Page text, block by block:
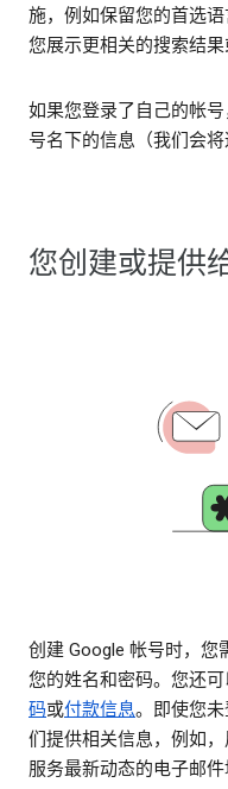
施，例如保留您的首选
您展示更相关的搜索结果
如果您登录了自己的帐
号名下的信息（我们会
您创建或提供
创建 Google 帐号时，您
您的姓名和密码。您还
码或付款信息。即使您
们提供相关信息，例如
服务最新动态的电子邮件